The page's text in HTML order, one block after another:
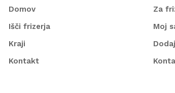
Domov
Išči frizerja
Kraji
Kontakt
Za
Moj